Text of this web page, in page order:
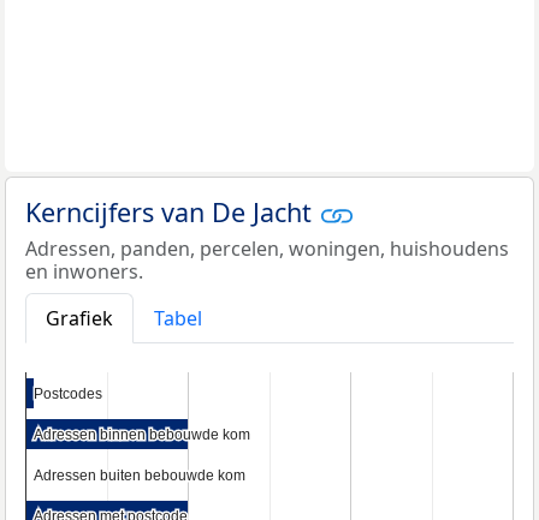
Kerncijfers van De Jacht
Adressen, panden, percelen, woningen, huishoudens
en inwoners.
Grafiek
Tabel
Postcodes
Postcodes
Adressen binnen bebouwde kom
Adressen binnen bebouwde kom
Adressen buiten bebouwde kom
Adressen buiten bebouwde kom